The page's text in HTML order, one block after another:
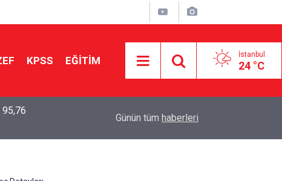
KPSS EĞİTİM İstanbul
24 °C
95,76
Tercihine Yerleşti
Günün tüm haberleri